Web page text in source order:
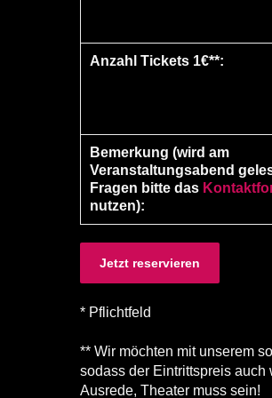
Anzahl Tickets 1€**:
Bemerkung (wird am
Veranstaltungsabend
Fragen bitte das
nutzen):
* Pflichtfeld
** Wir möchten mit unserem
sodass der Eintrittspreis
Ausrede, Theater muss sein!